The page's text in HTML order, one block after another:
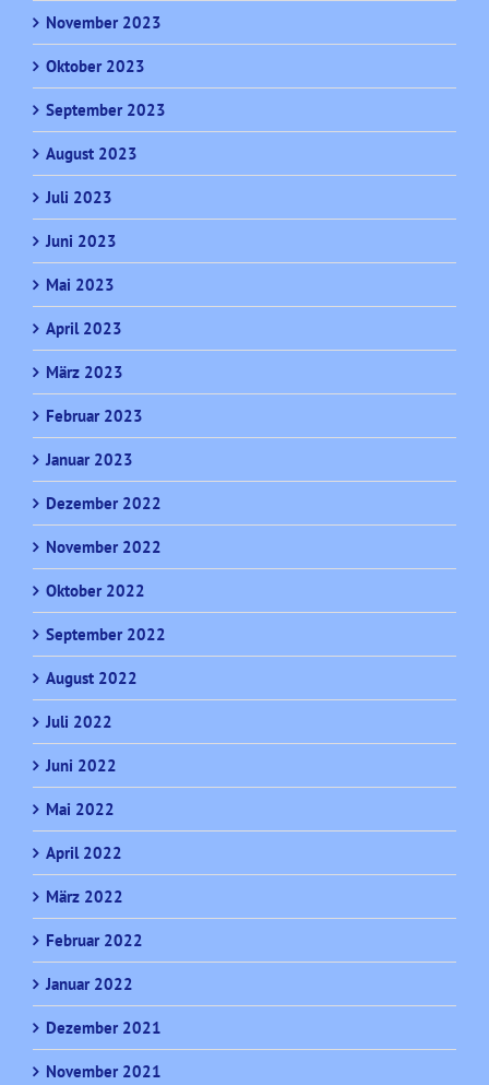
November 2023
Oktober 2023
September 2023
August 2023
Juli 2023
Juni 2023
Mai 2023
April 2023
März 2023
Februar 2023
Januar 2023
Dezember 2022
November 2022
Oktober 2022
September 2022
August 2022
Juli 2022
Juni 2022
Mai 2022
April 2022
März 2022
Februar 2022
Januar 2022
Dezember 2021
November 2021